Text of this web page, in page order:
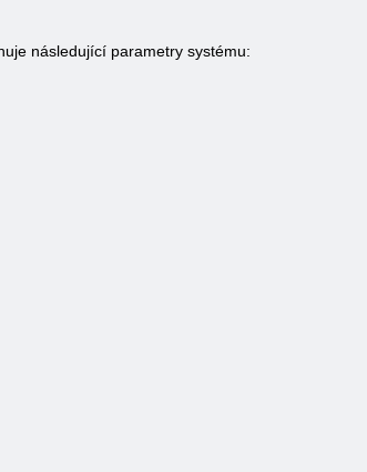
následující parametry systému: